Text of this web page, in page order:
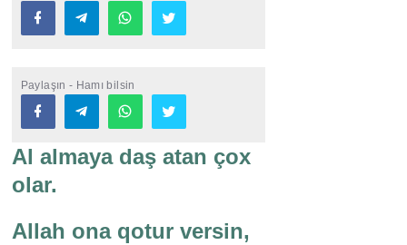
Paylaşın - Hamı bilsin
Al almaya daş atan çox
olar.
Allah ona qotur versin,